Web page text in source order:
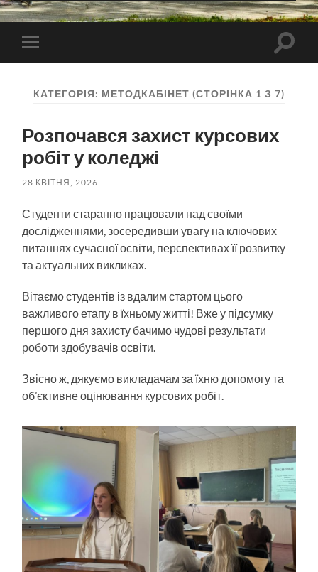
Перемкнути
мобільне
КАТЕГОРІЯ: МЕТОДКАБІНЕТ (СТОРІНКА 1 З 7)
Розпочався захист курсових
робіт у коледжі
28 КВІТНЯ, 2026
Студенти старанно працювали над своїми
дослідженнями, зосередивши увагу на ключових
питаннях сучасної освіти, перспективах її розвитку
та актуальних викликах.
Вітаємо студентів із вдалим стартом цього
важливого етапу в їхньому житті! Вже у підсумку
першого дня захисту бачимо чудові результати
роботи здобувачів освіти.
Звісно ж, дякуємо викладачам за їхню допомогу та
об’єктивне оцінювання курсових робіт.